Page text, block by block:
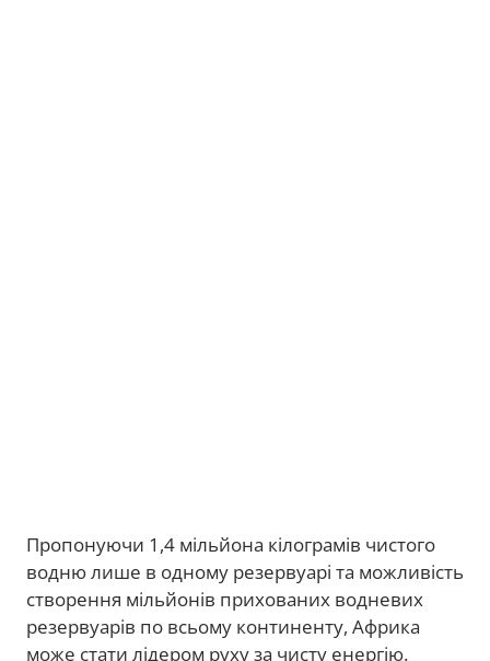
Пропонуючи 1,4 мільйона кілограмів чистого
водню лише в одному резервуарі та можливість
створення мільйонів прихованих водневих
резервуарів по всьому континенту, Африка
може стати лідером руху за чисту енергію.